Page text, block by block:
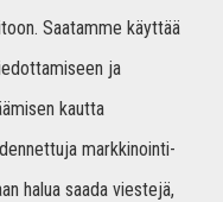
Saatamme käyttää
ja
kautta
markkinointi-
halua saada viestejä,